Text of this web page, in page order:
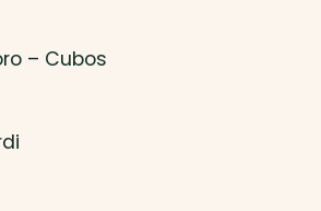
– Cubos